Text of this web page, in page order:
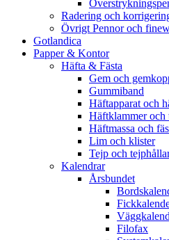
Radering och
Övrigt Pennor och
Gotlandica
Papper & Kontor
Häfta & Fästa
Gem och
Gummiband
Häftapparat och
Häftklammer och
Häftmassa och
Lim och klister
Tejp och
Kalendrar
Årsbundet
Filofax